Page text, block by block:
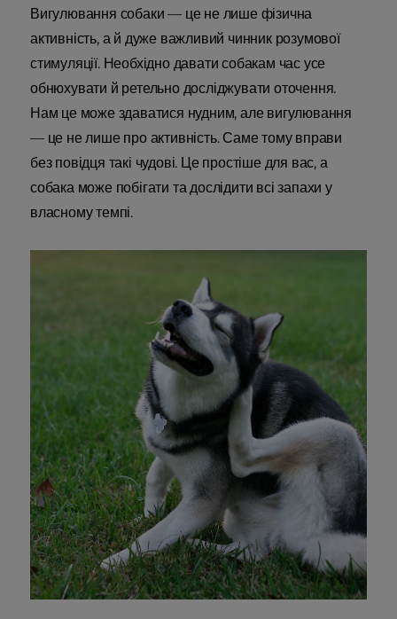
Вигулювання собаки — це не лише фізична
активність, а й дуже важливий чинник розумової
стимуляції. Необхідно давати собакам час усе
обнюхувати й ретельно досліджувати оточення.
Нам це може здаватися нудним, але вигулювання
— це не лише про активність. Саме тому вправи
без повідця такі чудові. Це простіше для вас, а
собака може побігати та дослідити всі запахи у
власному темпі.